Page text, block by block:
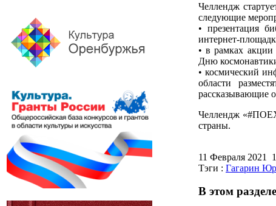
Челлендж
следующие
• презентация
интернет-
• в рамках
Дню
• космический
области
рассказывающие
Челлендж
страны.
11 Февраля 2021
Тэги : Гагарин
В этом разделе